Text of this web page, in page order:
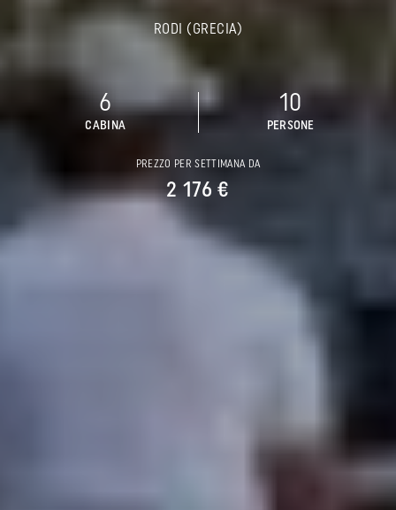
RODI (GRECIA)
6
CABINA
10
PERSONE
PREZZO PER SETTIMANA DA
2 176 €